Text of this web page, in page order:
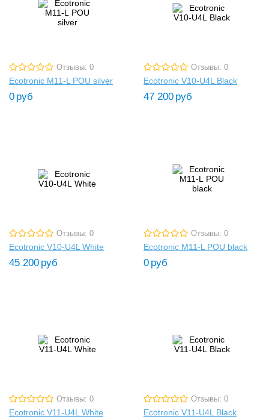
Отзывы: 0
Ecotronic M11-L POU silver
0 руб
Отзывы: 0
Ecotronic V10-U4L Black
47 200 руб
Отзывы: 0
Ecotronic V10-U4L White
45 200 руб
Отзывы: 0
Ecotronic M11-L POU black
0 руб
Отзывы: 0
Ecotronic V11-U4L White
Отзывы: 0
Ecotronic V11-U4L Black